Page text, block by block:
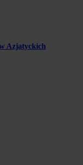
Azjatyckich